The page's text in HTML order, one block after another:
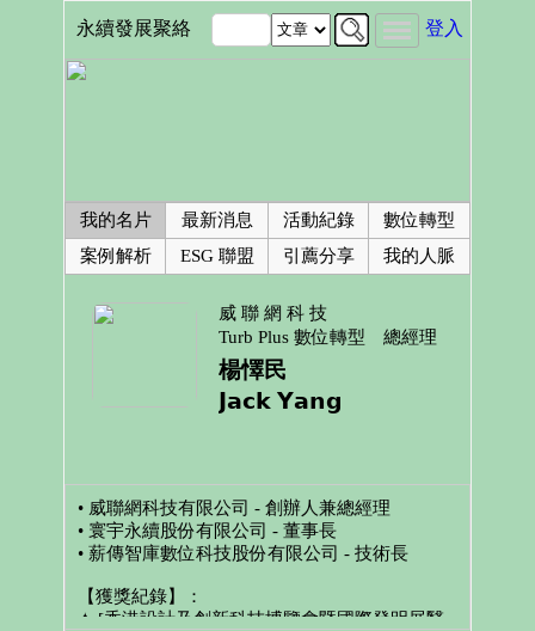
永續發展聚絡 登入
我的名片 最新消息 活動紀錄
數位轉型
案例解析
ESG 聯盟 引薦分享 我的人脈
威 聯 網 科 技
Turb Plus 數位轉型 總經理
楊懌民
𝗝𝗮𝗰𝗸 𝗬𝗮𝗻𝗴
• 威聯網科技有限公司 - 創辦人兼總經理
• 寰宇永續股份有限公司 - 董事長
• 薪傳智庫數位科技股份有限公司 - 技術長
【獲獎紀錄】：
✦ [香港設計及創新科技博覽會暨國際發明展醫